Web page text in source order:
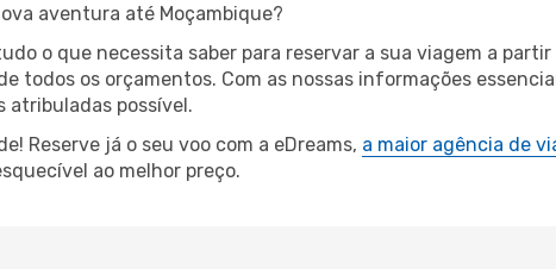
aventura até Moçambique?
o que necessita saber para reservar a sua viagem a
todos os orçamentos. Com as nossas informações
atribuladas possível.
Reserve já o seu voo com a eDreams, a maior agência de
ao melhor preço.